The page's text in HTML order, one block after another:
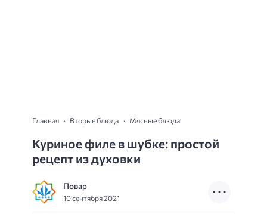
Главная Вторые блюда Мясные блюда
Куриное филе в шубке: простой
рецепт из духовки
Повар
10 сентября 2021